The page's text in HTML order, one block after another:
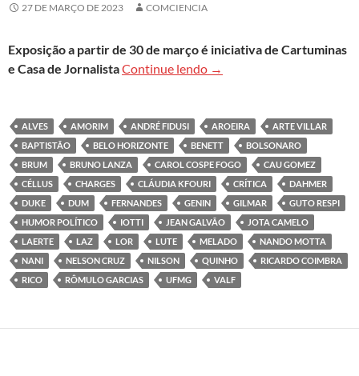
27 DE MARÇO DE 2023 COMCIENCIA
Exposição a partir de 30 de março é iniciativa de Cartuminas
e Casa de JornalistaContinue lendo Pra Não Esquecer – O
→
ALVES AMORIM ANDRÉ FIDUSI AROEIRA
ARTE VILLAR
BAPTISTÃO
BELO HORIZONTE BENETT
BOLSONARO
BRUM
BRUNO LANZA CAROL COSPE FOGO
CAU GOMEZ
CÉLLUS
CHARGES CLÁUDIA KFOURI CRÍTICA
DAHMER
DUKE
DUM FERNANDES GENIN GILMAR
GUTO RESPI
HUMOR POLÍTICO
IOTTI JEAN GALVÃO
JOTA CAMELO
LAERTE
LAZ LOR LUTE MELADO
NANDO MOTTA
NANI
NELSON CRUZ NILSON QUINHO
RICARDO COIMBRA
RICO
RÔMULO GARCIAS UFMG VALF